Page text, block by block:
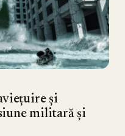
și
militară și